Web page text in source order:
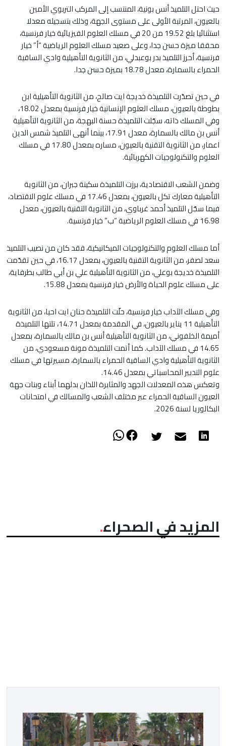
حيث احتل التلميذ أنس بونية، المنتسب إلى المركب التربوي الأمين
بالعيون، المرتبة الأولى على مستوى الجهة، وذلك بتسجيله معدلا
استثنائيا بلغ 19.52 من 20 في مسلك العلوم الفيزيائية خيار فرنسية،
محققا ميزة حسن جدا، وعلى صعيد مسلك العلوم الرياضية “أ” خيار
فرنسية، أحرز التلميذ بدر بوعبدلي، من الثانوية التأهيلية وادي الساقية
الحمراء بالسمارة، معدل 18.78 بميزة حسن جدا.
في حين تصدّرت التلميذة خديجة ايت صالح، من الثانوية التأهيلية ابن
بطوطة بالعيون، مسلك العلوم الإنسانية خيار فرنسية بمعدل 18.02،
وفي المسلك ذاته، سجّلت التلميذة حسنة البهجة، من الثانوية التأهيلية
أنس بن مالك بالسمارة، معدل 17.91، بينما أنهى التلميذ شمس الدين
اعمار، من الثانوية التقنية بالعيون، مساره بمعدل 17.80 في مسلك
العلوم والتكنولوجيات الكهربائية.
وضمن الشعب الاقتصادية، برزت التلميذة سكينة جبران، من الثانوية
التأهيلية معارك تكل بالعيون، بمعدل 17.46 في مسلك علوم الاقتصاد،
فيما سجّل التلميذ أحمد غرباوي، من الثانوية التقنية بالعيون، معدل
16.98 في مسلك العلوم الرياضية “ب” خيار فرنسية.
أما مسلك العلوم والتكنولوجيات الميكانيكية، فقد كان من نصيب التلميذ
سعد لصفر، من الثانوية التقنية بالعيون، بمعدل 16.17، في حين تقدّمت
التلميذة خديجة بوعلي، من الثانوية التأهيلية علي بن أبي طالب بطرفاية،
على مسلك علوم الحياة والأرض خيار فرنسية بمعدل 15.88.
وفي مسلك الآداب خيار فرنسية، حلّت التلميذة حنان ايت احيا، من الثانوية
التأهيلية 11 يناير بالعيون، في المقدمة بمعدل 14.71، تلتها التلميذة
أميمة الخلفوني، من الثانوية التأهيلية أنس بن مالك بالسمارة، بمعدل
14.65 في مسلك الآداب. كما أتمت التلميذة مونة مسعودي، من
الثانوية التأهيلية وادي الساقية الحمراء بالسمارة، مسيرتها في مسلك
علوم التدبير المحاسباتي بمعدل 14.46.
وتعكس هذه المعدلات الجهد والمثابرة اللذان بدلهما أبناء وبنات جهة
العيون الساقية الحمراء عبر مختلف الشعب والمسالك في امتحانات
البكالوريا لسنة 2026.
المزيد في الصحراء